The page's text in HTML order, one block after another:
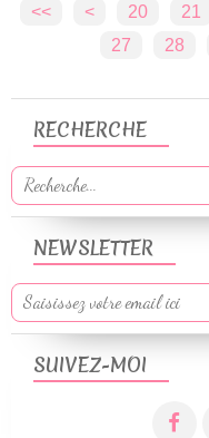
<< < 10
20 21
27
28
NEWSLETTER
SUIVEZ-MOI
RECHERCHE